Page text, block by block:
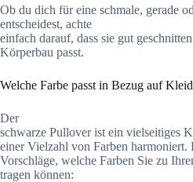
Ob du dich für eine schmale, gerade
entscheidest, achte
einfach darauf, dass sie gut
Körperbau passt.
Welche Farbe passt in Bezug auf
Der
schwarze Pullover ist ein vielseitiges
einer Vielzahl von Farben harmoniert.
Vorschläge, welche Farben Sie zu
tragen können: